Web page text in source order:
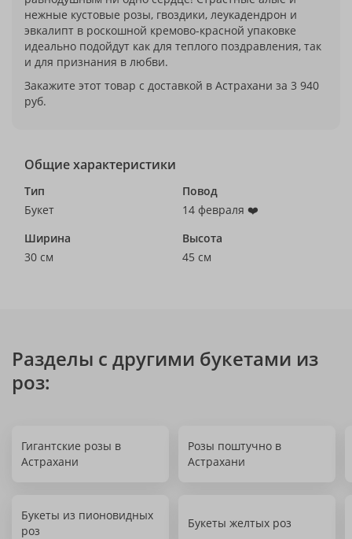
нежные кустовые розы, гвоздики, леукадендрон и
эвкалипт в роскошной кремово-красной упаковке
идеально подойдут как для теплого поздравления, так
и для признания в любви.
Закажите этот товар с доставкой в Астрахани за 3 940
руб.
Общие характеристики
Тип
Букет
Повод
14 февраля ❤️
Ширина
30 см
Высота
45 см
Разделы с другими букетами из
роз:
Гигантские розы в
Астрахани
Розы поштучно в
Астрахани
Букеты из пионовидных
роз
Букеты желтых роз